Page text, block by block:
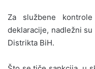
Za službene
deklaracije, nadležni
Distrikta BiH.